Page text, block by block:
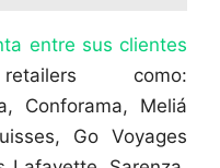
entre sus clientes
como:
Conforama, Meliá
Go Voyages